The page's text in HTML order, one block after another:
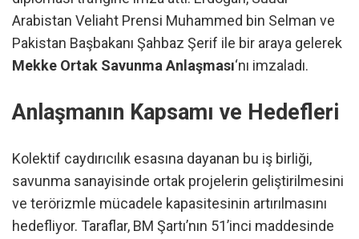
Arabistan Veliaht Prensi Muhammed bin Selman ve
Pakistan Başbakanı Şahbaz Şerif ile bir araya gelerek
Mekke Ortak Savunma Anlaşması‘nı imzaladı.
Anlaşmanın Kapsamı ve Hedefleri
Kolektif caydırıcılık esasına dayanan bu iş birliği,
savunma sanayisinde ortak projelerin geliştirilmesini
ve terörizmle mücadele kapasitesinin artırılmasını
hedefliyor. Taraflar, BM Şartı’nın 51’inci maddesinde